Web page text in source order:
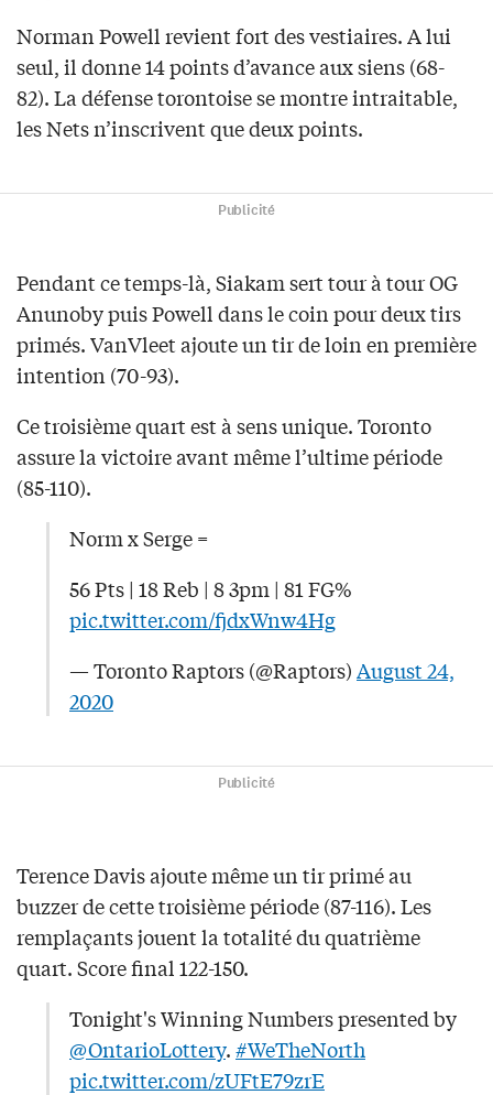
Norman Powell revient fort des vestiaires. A lui
seul, il donne 14 points d’avance aux siens (68-
82). La défense torontoise se montre intraitable,
les Nets n’inscrivent que deux points.
Publicité
Pendant ce temps-là, Siakam sert tour à tour OG
Anunoby puis Powell dans le coin pour deux tirs
primés. VanVleet ajoute un tir de loin en première
intention (70-93).
Ce troisième quart est à sens unique. Toronto
assure la victoire avant même l’ultime période
(85-110).
Norm x Serge =
56 Pts | 18 Reb | 8 3pm | 81 FG%
pic.twitter.com/fjdxWnw4Hg
— Toronto Raptors (@Raptors)August 24,
2020
Publicité
Terence Davis ajoute même un tir primé au
buzzer de cette troisième période (87-116). Les
remplaçants jouent la totalité du quatrième
quart. Score final 122-150.
Tonight's Winning Numbers presented by
@OntarioLottery.#WeTheNorth
pic.twitter.com/zUFtE79zrE